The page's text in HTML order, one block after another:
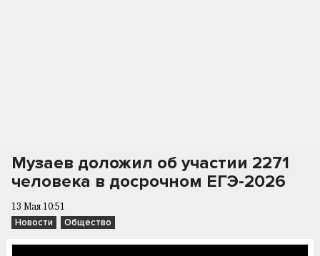
Музаев доложил об участии 2271
человека в досрочном ЕГЭ-2026
13 Мая 10:51
Новости Общество